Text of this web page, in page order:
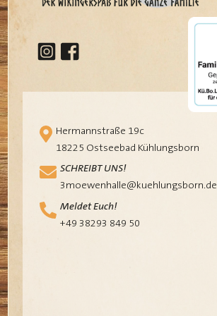
Hermannstraße 19c
18225 Ostseebad Kühlungsborn
SCHREIBT UNS!
3moewenhalle@kuehlungsborn.de
Meldet Euch!
+49 38293 849 50